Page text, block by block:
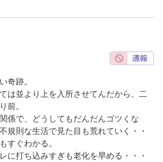
奇跡。
は並より上を入所させてんだから、二
前。
係で、どうしてもだんだんゴツくな
規則な生活で見た目も荒れていく・・
すぐわかる。
に打ち込みすぎも老化を早める・・・